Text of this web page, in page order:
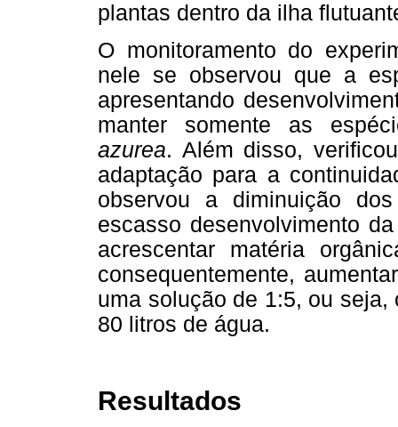
plantas dentro da ilha
O monitoramento do
nele se observou que a
apresentando
manter somente as
azurea. Além disso,
adaptação para a
observou a diminuição
escasso desenvolvimento
acrescentar matéria
consequentemente,
uma solução de 1:5, ou
80 litros de água.
Resultados